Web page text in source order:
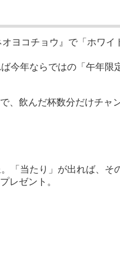
ヨコチョウ』で「ホワイ
今年ならではの「午年限
、飲んだ杯数分だけチャ
「当たり」が出れば、そ
レゼント。